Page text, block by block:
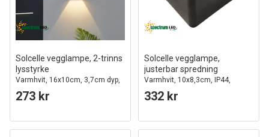
Solcelle vegglampe, 2-trinns
lysstyrke
Varmhvit, 16x10cm, 3,7cm dyp,
IP44 utendørs
273 kr
Solcelle vegglampe,
justerbar spredning
Varmhvit, 10x8,3cm, IP44,
utendørs
332 kr